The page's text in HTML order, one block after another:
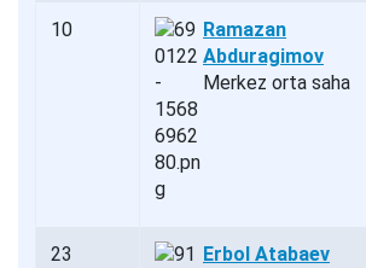
10
Ramazan
Abduragimov
Merkez orta saha
23
Erbol Atabaev